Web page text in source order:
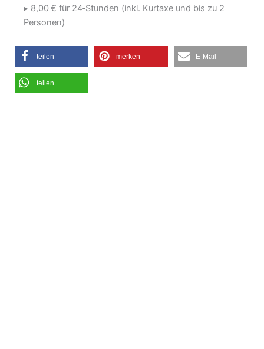
▸ 8,00 € für 24‑Stunden (inkl. Kurtaxe und bis zu 2
Personen)
teilen merken E-Mail
teilen